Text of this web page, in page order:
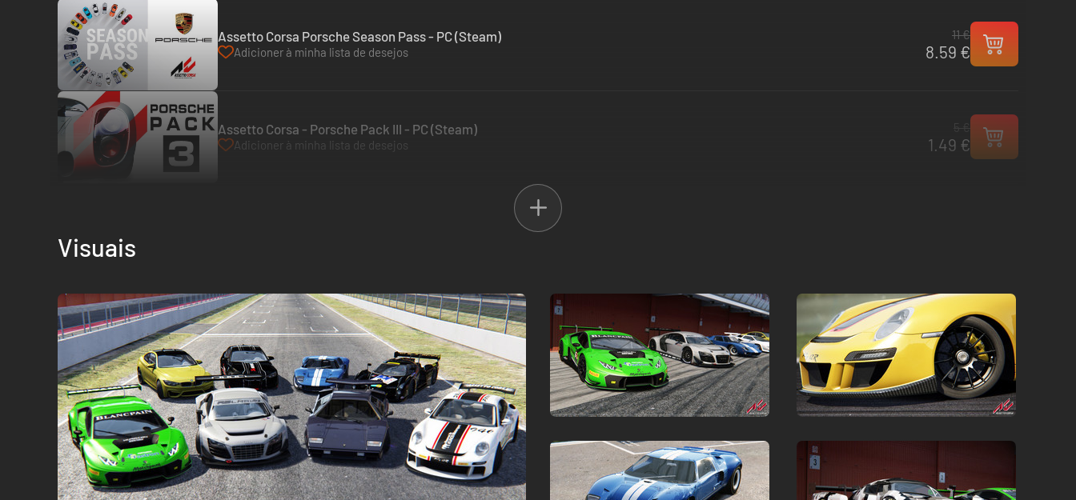
Assetto Corsa Porsche Season Pass - PC (Steam)
Adicioner à minha lista de desejos
11 €
8.59 €
Assetto Corsa - Porsche Pack III - PC (Steam)
Adicioner à minha lista de desejos 1.49 €
Visuais